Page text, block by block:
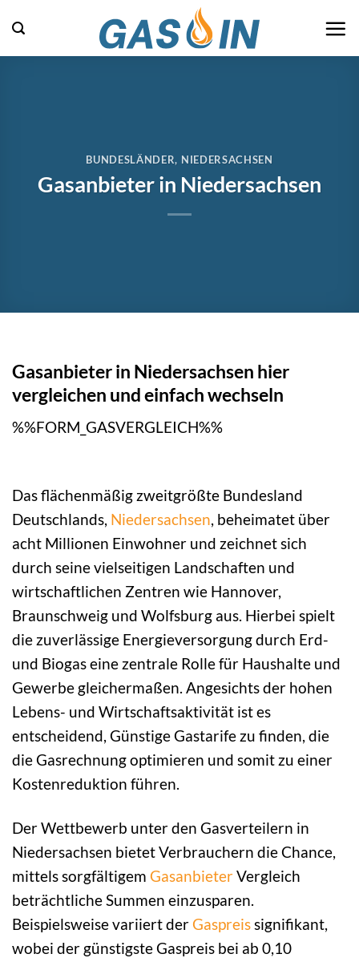
Inhalt
springen
BUNDESLÄNDER, NIEDERSACHSEN
Gasanbieter in Niedersachsen
Gasanbieter in Niedersachsen hier
vergleichen und einfach wechseln
%%FORM_GASVERGLEICH%%
Das flächenmäßig zweitgrößte Bundesland
Deutschlands, Niedersachsen, beheimatet über
acht Millionen Einwohner und zeichnet sich
durch seine vielseitigen Landschaften und
wirtschaftlichen Zentren wie Hannover,
Braunschweig und Wolfsburg aus. Hierbei spielt
die zuverlässige Energieversorgung durch Erd-
und Biogas eine zentrale Rolle für Haushalte und
Gewerbe gleichermaßen. Angesichts der hohen
Lebens- und Wirtschaftsaktivität ist es
entscheidend, Günstige Gastarife zu finden, die
die Gasrechnung optimieren und somit zu einer
Kostenreduktion führen.
Der Wettbewerb unter den Gasverteilern in
Niedersachsen bietet Verbrauchern die Chance,
mittels sorgfältigem GasanbieterVergleich
beträchtliche Summen einzusparen.
Beispielsweise variiert der Gaspreissignifikant,
wobei der günstigste Gaspreis bei ab 0,10